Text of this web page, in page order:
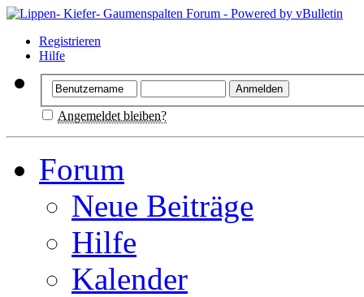
Registrieren
Hilfe
Angemeldet bleiben?
Forum
Neue Beiträge
Hilfe
Kalender